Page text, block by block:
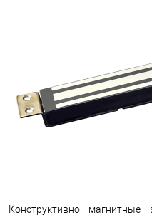
Конструктивно магнитные